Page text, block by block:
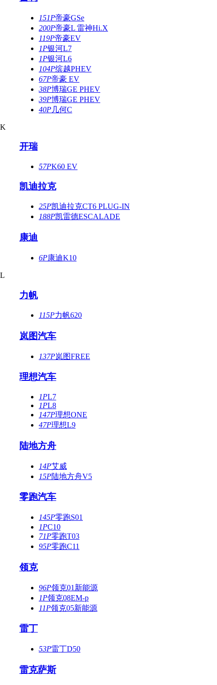
151P帝豪GSe
200P帝豪L 雷神Hi.X
119P帝豪EV
1P银河L7
1P银河L6
104P缤越PHEV
67P帝豪 EV
38P博瑞GE PHEV
39P博瑞GE PHEV
40P几何C
K
开瑞
57PK60 EV
凯迪拉克
25P凯迪拉克CT6 PLUG-IN
188P凯雷德ESCALADE
康迪
6P康迪K10
L
力帆
115P力帆620
岚图汽车
137P岚图FREE
理想汽车
1PL7
1PL8
147P理想ONE
47P理想L9
陆地方舟
14P艾威
15P陆地方舟V5
零跑汽车
145P零跑S01
1PC10
71P零跑T03
95P零跑C11
领克
96P领克01新能源
1P领克08EM-p
11P领克05新能源
雷丁
53P雷丁D50
雷克萨斯